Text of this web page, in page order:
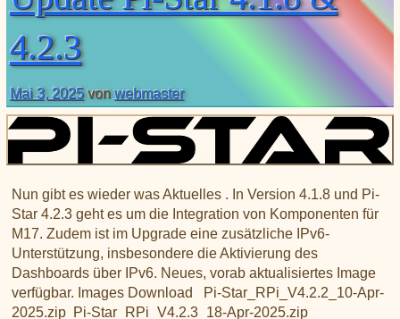
Liste aller Rubiken im DAPNET
BrandMeister Hose Line
CSS Tool (color party!)
DMR ID
YSFReflectors
Xreflector
IPSC2 Hotspot
deutsche Räume im Wires-X
XLX031
Download
4.2.3
Mai 3, 2025 vonwebmaster
Nun gibt es wieder was Aktuelles . In Version 4.1.8 und Pi-
Star 4.2.3 geht es um die Integration von Komponenten für
M17. Zudem ist im Upgrade eine zusätzliche IPv6-
Unterstützung, insbesondere die Aktivierung des
Dashboards über IPv6. Neues, vorab aktualisiertes Image
verfügbar. Images Download Pi-Star_RPi_V4.2.2_10-Apr-
2025.zip Pi-Star_RPi_V4.2.3_18-Apr-2025.zip